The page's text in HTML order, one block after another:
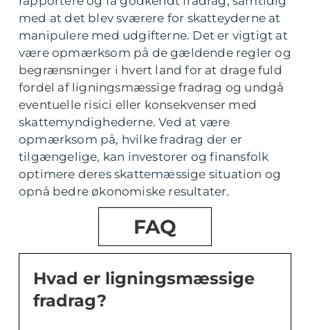
med at det blev sværere for skatteyderne at
manipulere med udgifterne. Det er vigtigt at
være opmærksom på de gældende regler og
begrænsninger i hvert land for at drage fuld
fordel af ligningsmæssige fradrag og undgå
eventuelle risici eller konsekvenser med
skattemyndighederne. Ved at være
opmærksom på, hvilke fradrag der er
tilgængelige, kan investorer og finansfolk
optimere deres skattemæssige situation og
opnå bedre økonomiske resultater.
FAQ
Hvad er ligningsmæssige
fradrag?